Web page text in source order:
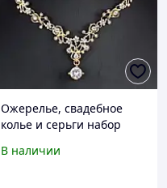
Ожерелье, свадебное
колье и серьги набор
В наличии